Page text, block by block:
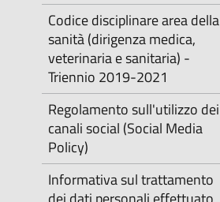
Codice disciplinare area della
sanità (dirigenza medica,
veterinaria e sanitaria) -
Triennio 2019-2021
Regolamento sull'utilizzo dei
canali social (Social Media
Policy)
Informativa sul trattamento